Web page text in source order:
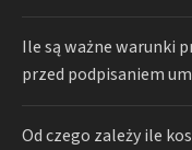
Ile są ważne warunki
przed podpisaniem
Od czego zależy ile